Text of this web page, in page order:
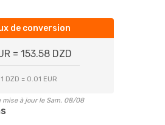
de conversion
= 153.58 DZD
1 DZD = 0.01 EUR
mise à jour le Sam. 08/08